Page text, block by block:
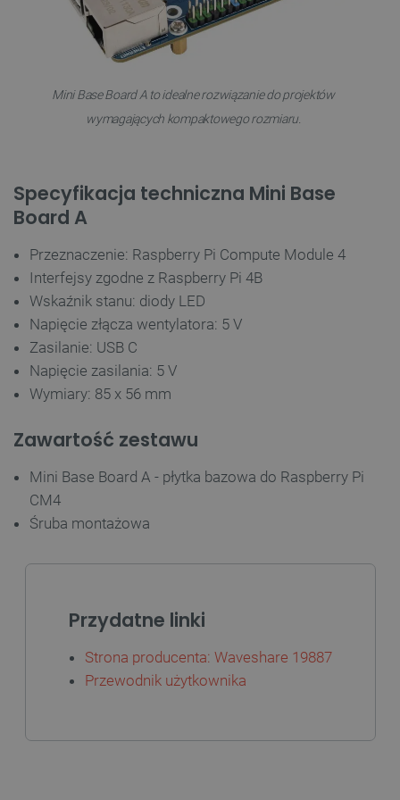
Mini Base Board A to idealne rozwiązanie do projektów
wymagających kompaktowego rozmiaru.
Specyfikacja techniczna Mini Base
Board A
Przeznaczenie: Raspberry Pi Compute Module 4
Interfejsy zgodne z Raspberry Pi 4B
Wskaźnik stanu: diody LED
Napięcie złącza wentylatora: 5 V
Zasilanie: USB C
Napięcie zasilania: 5 V
Wymiary: 85 x 56 mm
Zawartość zestawu
Mini Base Board A - płytka bazowa do Raspberry Pi
CM4
Śruba montażowa
Przydatne linki
Strona producenta: Waveshare 19887
Przewodnik użytkownika
PHPSESSID